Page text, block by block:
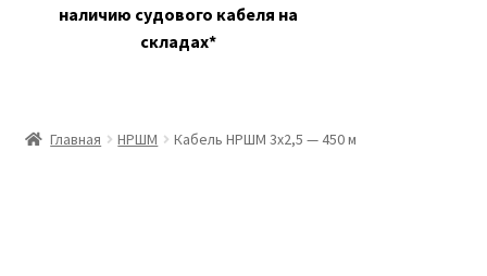
наличию судового кабеля на
складах*
Главная НРШМ Кабель НРШМ 3х2,5 — 450 м